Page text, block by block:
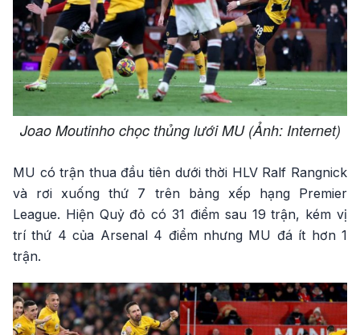
Joao Moutinho chọc thủng lưới MU (Ảnh: Internet)
MU có trận thua đầu tiên dưới thời HLV Ralf Rangnick
và rơi xuống thứ 7 trên bảng xếp hạng Premier
League. Hiện Quỷ đỏ có 31 điểm sau 19 trận, kém vị
trí thứ 4 của Arsenal 4 điểm nhưng MU đá ít hơn 1
trận.